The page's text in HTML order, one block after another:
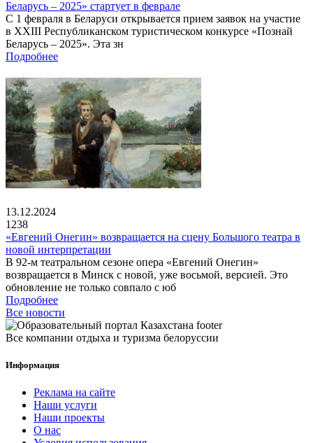
Беларусь – 2025» стартует в феврале
С 1 февраля в Беларуси открывается прием заявок на участие
в XXIII Республиканском туристическом конкурсе «Познай
Беларусь – 2025». Эта зн
Подробнее
13.12.2024
1238
«Евгений Онегин» возвращается на сцену Большого театра в
новой интерпретации
В 92-м театральном сезоне опера «Евгений Онегин»
возвращается в Минск с новой, уже восьмой, версией. Это
обновление не только совпало с юб
Подробнее
Все новости
Все компании отдыха и туризма белоруссии
Информация
Реклама на сайте
Наши услуги
Наши проекты
О нас